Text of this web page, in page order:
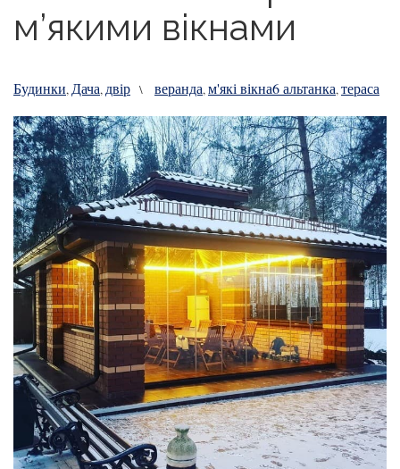
м’якими вікнами
Будинки, Дача, двір \ веранда,м'які вікна6 альтанка,тераса